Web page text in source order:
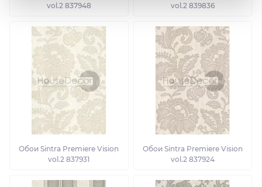
vol.2 837948
vol.2 839836
Обои Sintra Premiere Vision
vol.2 837931
Обои Sintra Premiere Vision
vol.2 837924